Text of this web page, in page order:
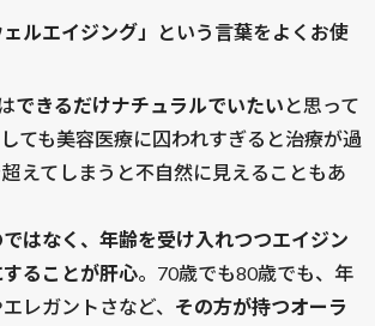
ェルエイジング」
という言葉をよくお使
できるだけナチュラルでいたい と思って
ても美容医療に囚われすぎると治療が過
えてしまうと不自然に見えることもあ
はなく、年齢を受け入れつつエイジン
ることが肝心。70歳でも80歳でも、年
レガントさなど、 その方が持つオーラ